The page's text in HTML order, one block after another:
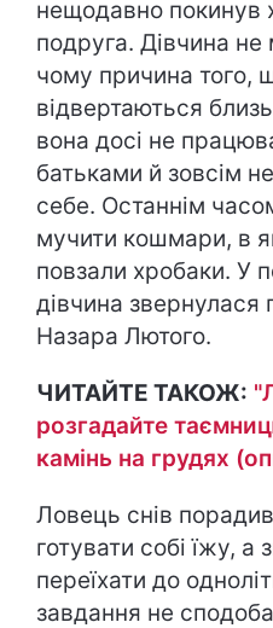
нещодавно покинув
подруга. Дівчина не
чому причина того,
відвертаються
вона досі не
батьками й зовсім
себе. Останнім
мучити кошмари, в
повзали хробаки. У
дівчина
Назара Лютого.
ЧИТАЙТЕ ТАКОЖ:
розгадайте
камінь на грудях
Ловець снів
готувати собі їжу, а
переїхати до
завдання не